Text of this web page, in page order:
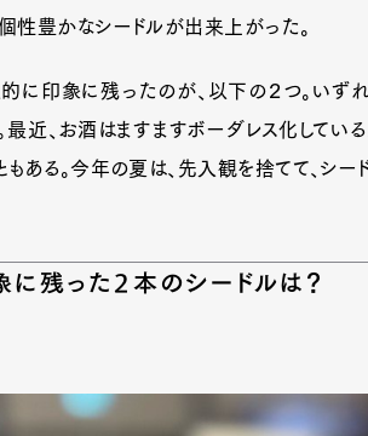
性豊かなシードルが出来上がった。
に印象に残ったのが、以下の２つ。いず
最近、お酒はますますボーダレス化してい
もある。今年の夏は、先入観を捨てて、シー
に残った2本のシードルは？